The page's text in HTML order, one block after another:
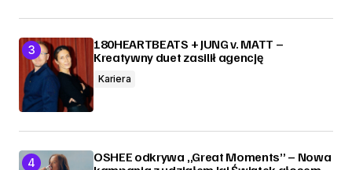
180HEARTBEATS + JUNG v. MATT –
Kreatywny duet zasilił agencję
Kariera
OSHEE odkrywa „Great Moments” – Nowa